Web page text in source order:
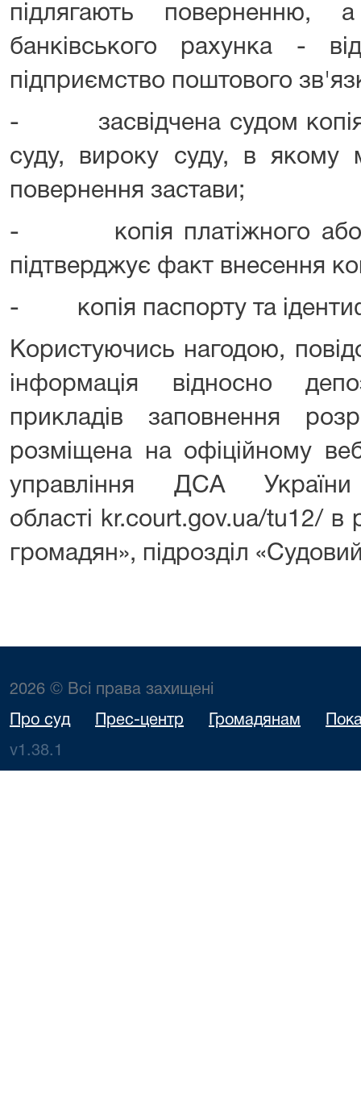
підлягають поверненню,
банківського рахунка -
підприємство поштового
- засвідчена судом копія
суду, вироку суду, в якому
повернення застави;
- копія платіжного або
підтверджує факт внесення
- копія паспорту та
Користуючись нагодою,
інформація відносно
прикладів заповнення
розміщена на офіційному
управління ДСА
області kr.court.gov.ua/tu12/ в
громадян», підрозділ
2026 © Всі права захищені
Про суд Прес-центр Громадянам
v1.38.1